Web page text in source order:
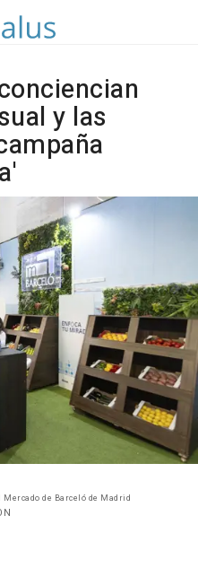
y las
de Barceló de Madrid